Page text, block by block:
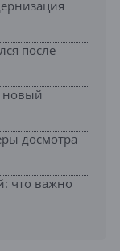
после
новый
досмотра
что важно